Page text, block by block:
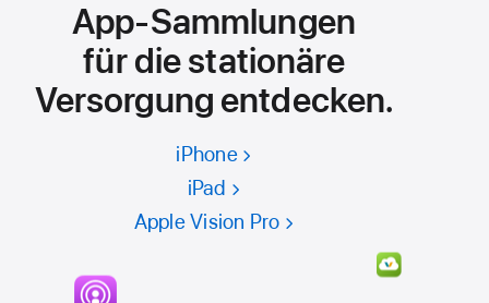
App-Sammlungen
für die stationäre
Versorgung entdecken.
iPhone
iPad
Apple Vision Pro